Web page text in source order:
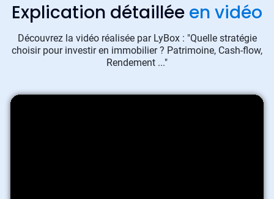
Explication détaillée en vidéo
Découvrez la vidéo réalisée par LyBox : "Quelle stratégie
choisir pour investir en immobilier ? Patrimoine, Cash-flow,
Rendement ..."